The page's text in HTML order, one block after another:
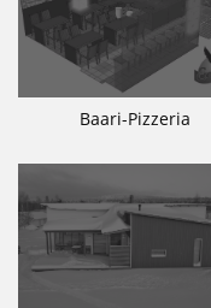
Baari-Pizzeria